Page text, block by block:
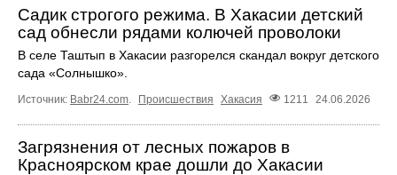
Садик строгого режима. В Хакасии детский
сад обнесли рядами колючей проволоки
В селе Таштып в Хакасии разгорелся скандал вокруг детского
сада «Солнышко».
Источник: Babr24.com Происшествия Хакасия 1211 24.06.2026
Загрязнения от лесных пожаров в
Красноярском крае дошли до Хакасии